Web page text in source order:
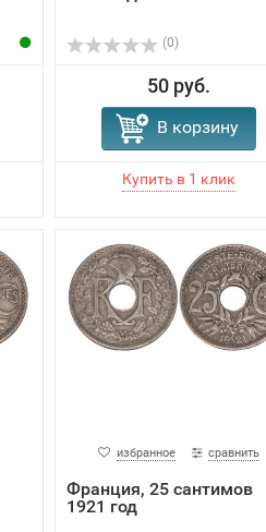
(0)
50 руб.
В корзину
избранное сравнить
Франция, 25 сантимов
1921 год